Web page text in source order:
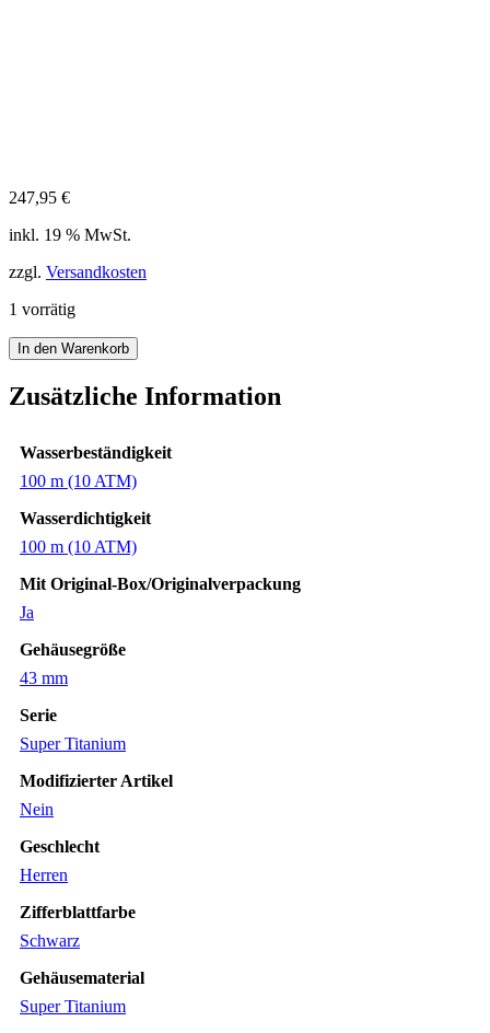
247,95 €
inkl. 19 % MwSt.
zzgl. Versandkosten
1 vorrätig
Citizen
Super
Titanium
BM7470-
Armbanduhr
Saphir
Eco-
Herren
Uhr
Menge
In den Warenkorb
Zusätzliche Information
Wasserbeständigkeit
100 m (10 ATM)
Wasserdichtigkeit
100 m (10 ATM)
Mit Original-Box/Originalverpackung
Ja
Gehäusegröße
43 mm
Serie
Super Titanium
Modifizierter Artikel
Nein
Geschlecht
Herren
Zifferblattfarbe
Schwarz
Gehäusematerial
Super Titanium